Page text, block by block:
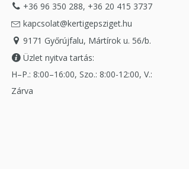
+36 96 350 288, +36 20 415 3737
kapcsolat@kertigepsziget.hu
9171 Győrújfalu, Mártírok u. 56/b.
Üzlet nyitva tartás:
H–P.: 8:00–16:00, Szo.: 8:00-12:00, V.:
Zárva